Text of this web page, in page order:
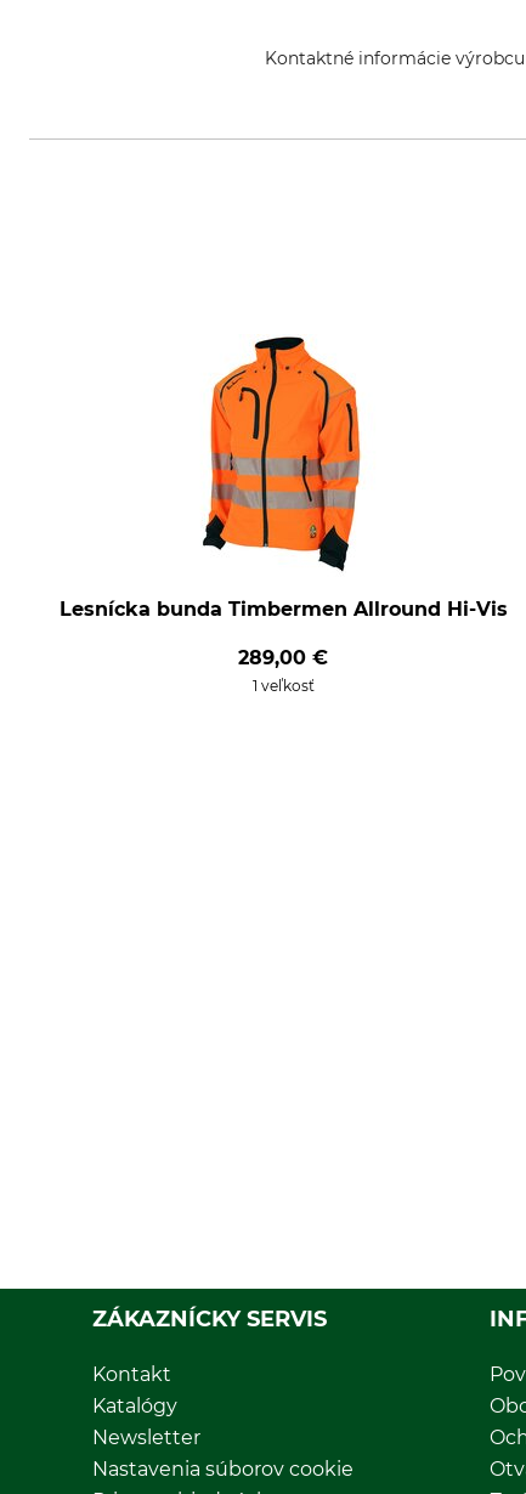
Kontaktné informácie výrobcu
Lesnícka bunda Timbermen Allround Hi-Vis
289,00 €
1 veľkosť
ZÁKAZNÍCKY SERVIS
Kontakt
Katalógy
Newsletter
Nastavenia súborov cookie